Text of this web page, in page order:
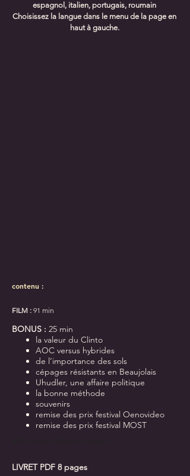
espagnol, italien, portugais, roumain
Choisissez la langue dans le menu de la page en
haut à gauche.
contenu :
FILM : 91 min
BONUS : 25 min
la valeur du Clinto
AOC versus hybrides
de l’importance des sols
cépages résistants en Beaujolais
Uhudler, une affaire politique
la bonne méthode
souvenirs
remise des prix festival Oenovideo
remise des prix festival MOST
LIVRET PDF 8 pages